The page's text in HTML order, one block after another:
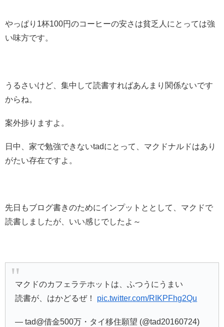
やっぱり1杯100円のコーヒーの安さは貧乏人にとっては強
い味方です。
うるさいけど、集中して読書すればあんまり関係ないです
からね。
案外捗りますよ。
日中、家で勉強できないtadにとって、マクドナルドはあり
がたい存在ですよ。
先日もブログ書きのためにインプットととして、マクドで
読書しましたが、いい感じでしたよ～
マクドのカフェラテホットは、ふつうにうまい
読書が、はかどるぜ！ pic.twitter.com/RIKPFhg2Qu
— tad@借金500万・タイ移住願望 (@tad20160724)